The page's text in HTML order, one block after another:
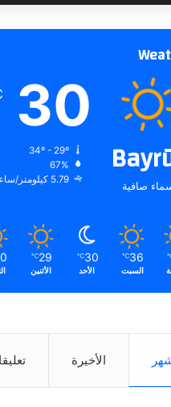
صافية
30
67%
5.79 كيلومتر/ساعة
36
℃
السبت
30
℃
الأحد
29
℃
الأثنين
الأخيرة